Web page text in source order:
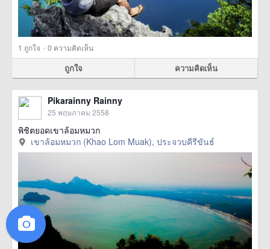
1 ถูกใจ · 0 ความคิดเห็น
ถูกใจ ความคิดเห็น
Pikarainny Rainny
25 พฤษภาคม 2558
พิชิตยอดเขาล้อมหมวก
เขาล้อมหมวก (Khao Lom Muak), ประจวบคีรีขันธ์